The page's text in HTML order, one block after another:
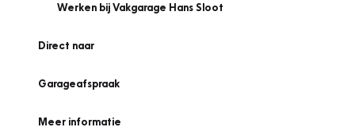
Werken bij Vakgarage Hans Sloot
Direct naar
Garageafspraak
Meer informatie